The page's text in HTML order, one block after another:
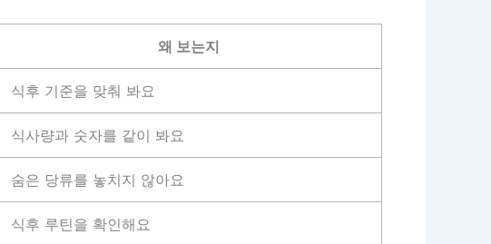
왜 보는지
식후 기준을 맞춰 봐요
식사량과 숫자를 같이 봐요
숨은 당류를 놓치지 않아요
식후 루틴을 확인해요